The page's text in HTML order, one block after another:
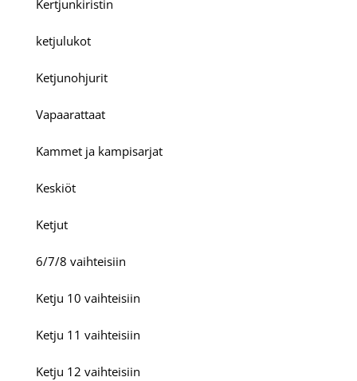
Kertjunkiristin
ketjulukot
Ketjunohjurit
Vapaarattaat
Kammet ja kampisarjat
Keskiöt
Ketjut
6/7/8 vaihteisiin
Ketju 10 vaihteisiin
Ketju 11 vaihteisiin
Ketju 12 vaihteisiin